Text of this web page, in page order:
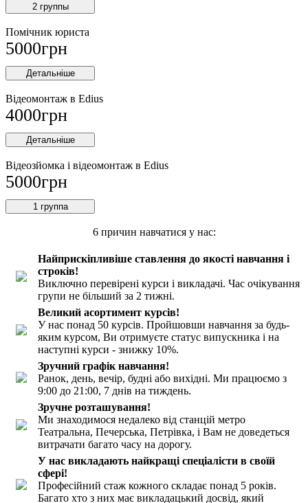
2 группы
Помічник юриста
5000грн
Детальніше
Відеомонтаж в Edius
4000грн
Детальніше
Відеозйомка і відеомонтаж в Edius
5000грн
1 группа
6 причин навчатися у нас:
Найприскіпливіше ставлення до якості навчання і
строків!
Виключно перевірені курси і викладачі. Час очікування
групи не більший за 2 тижні.
Великий асортимент курсів!
У нас понад 50 курсів. Пройшовши навчання за будь-
яким курсом, Ви отримуєте статус випускника і на
наступні курси - знижку 10%.
Зручний графік навчання!
Ранок, день, вечір, будні або вихідні. Ми працюємо з
9:00 до 21:00, 7 днів на тиждень.
Зручне розташування!
Ми знаходимося недалеко від станцій метро
Театральна, Печерська, Петрівка, і Вам не доведеться
витрачати багато часу на дорогу.
У нас викладають найкращі спеціалісти в своїй
сфері!
Професійний стаж кожного складає понад 5 років.
Багато хто з них має викладацький досвід, який